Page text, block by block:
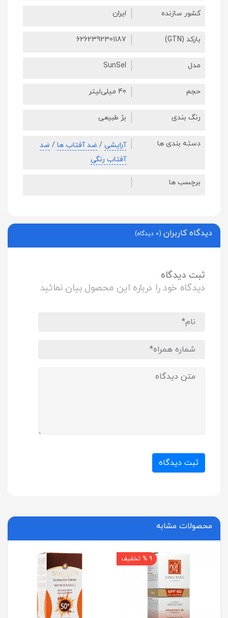
کشور سازنده ایران
بارکد (GTN) 6262392301187
مدل SunSel
حجم 40 میلی‌لیتر
رنگ بندی بژ طبیعی
دسته بندی ها آرایشی / ضد آفتاب ها / ضد
آفتاب رنگی
برچسب ها
دیدگاه کاربران (0 دیدگاه)
ثبت دیدگاه
دیدگاه خود را درباره این محصول بیان نمائید
ثبت دیدگاه
محصولات مشابه
9 % تخفیف